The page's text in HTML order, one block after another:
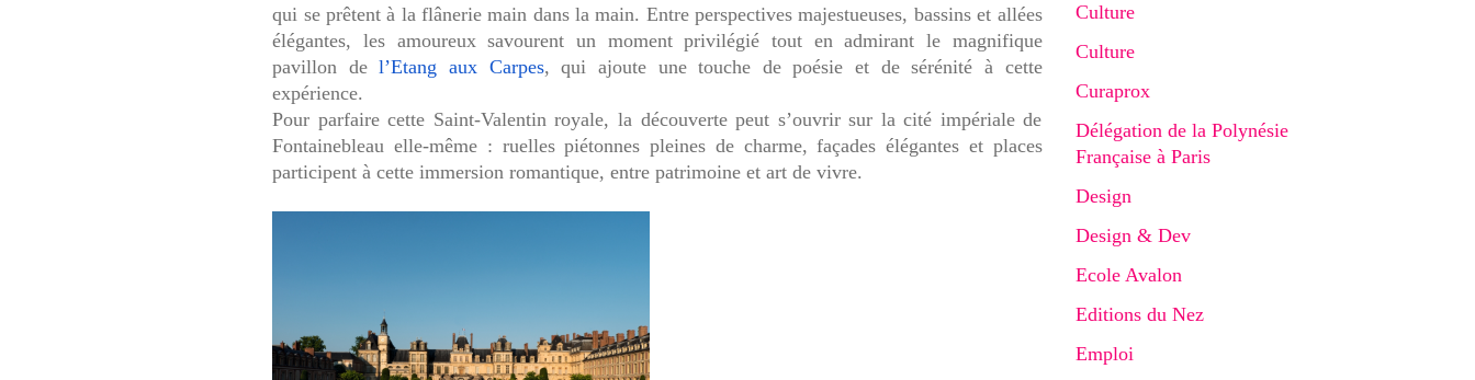
qui se prêtent à la flânerie main dans la main. Entre perspectives majestueuses, bassins et allées
élégantes, les amoureux savourent un moment privilégié tout en admirant le magnifique
pavillon del’Etang aux Carpes, qui ajoute une touche de poésie et de sérénité à cette
expérience.
Pour parfaire cette Saint-Valentin royale, la découverte peut s’ouvrir sur la cité impériale de
Fontainebleau elle-même : ruelles piétonnes pleines de charme, façades élégantes et places
participent à cette immersion romantique, entre patrimoine et art de vivre.
Culture
Culture
Curaprox
Délégation de la Polynésie
Française à Paris
Design
Design & Dev
Ecole Avalon
Editions du Nez
Emploi